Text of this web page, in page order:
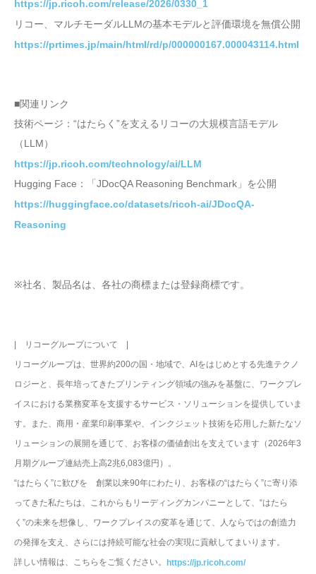
https://jp.ricoh.com/release/2026/0330_1
リコー、マルチモーダルLLMの基本モデルと評価環境を無償公開
https://prtimes.jp/main/html/rd/p/000000167.000043114.html
■関連リンク
技術ページ：“はたらく”を支えるリコーの大規模言語モデル
（LLM）
https://jp.ricoh.com/technology/ai/LLM
Hugging Face：「JDocQA Reasoning Benchmark」を公開
https://huggingface.co/datasets/ricoh-ai/JDocQA-
Reasoning
※社名、製品名は、各社の商標または登録商標です。
| リコーグループについて |
リコーグループは、世界約200の国・地域で、AIをはじめとする先進テクノ
ロジーと、長年培ってきたプリンティング領域の強みを基盤に、ワークプレ
イスにおける業務変革を支援するサービス・ソリューションを提供していま
す。また、商用・産業印刷事業や、インクジェット技術を応用した新たなソ
リューションの展開を通じて、お客様の価値創出を支えています（2026年3
月期グループ連結売上高2兆6,083億円）。
“はたらく”に歓びを 創業以来90年にわたり、お客様の“はたらく”に寄り添
ってきた私たちは、これからもリーディングカンパニーとして、“はたら
く”の未来を想像し、ワークプレイスの変革を通じて、人ならではの創造力
の発揮を支え、さらには持続可能な社会の実現に貢献してまいります。
詳しい情報は、こちらをご覧ください。 https://jp.ricoh.com/